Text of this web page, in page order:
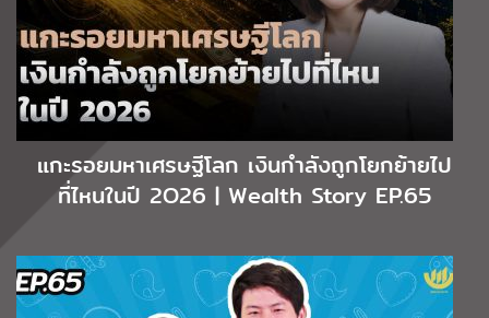
แกะรอยมหาเศรษฐีโลก เงินกำลังถูกโยกย้ายไป
ที่ไหนในปี 2O26 | Wealth Story EP.65